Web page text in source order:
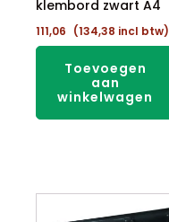
klembord zwart A4
111,06 (134,38 incl btw)
Toevoegen
aan
winkelwagen